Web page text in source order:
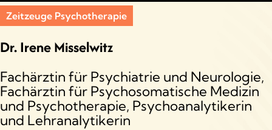
Zeitzeuge Psychotherapie
Dr. Irene Misselwitz
Fachärztin für Psychiatrie und Neurologie,
Fachärztin für Psychosomatische Medizin
und Psychotherapie, Psychoanalytikerin
und Lehranalytikerin